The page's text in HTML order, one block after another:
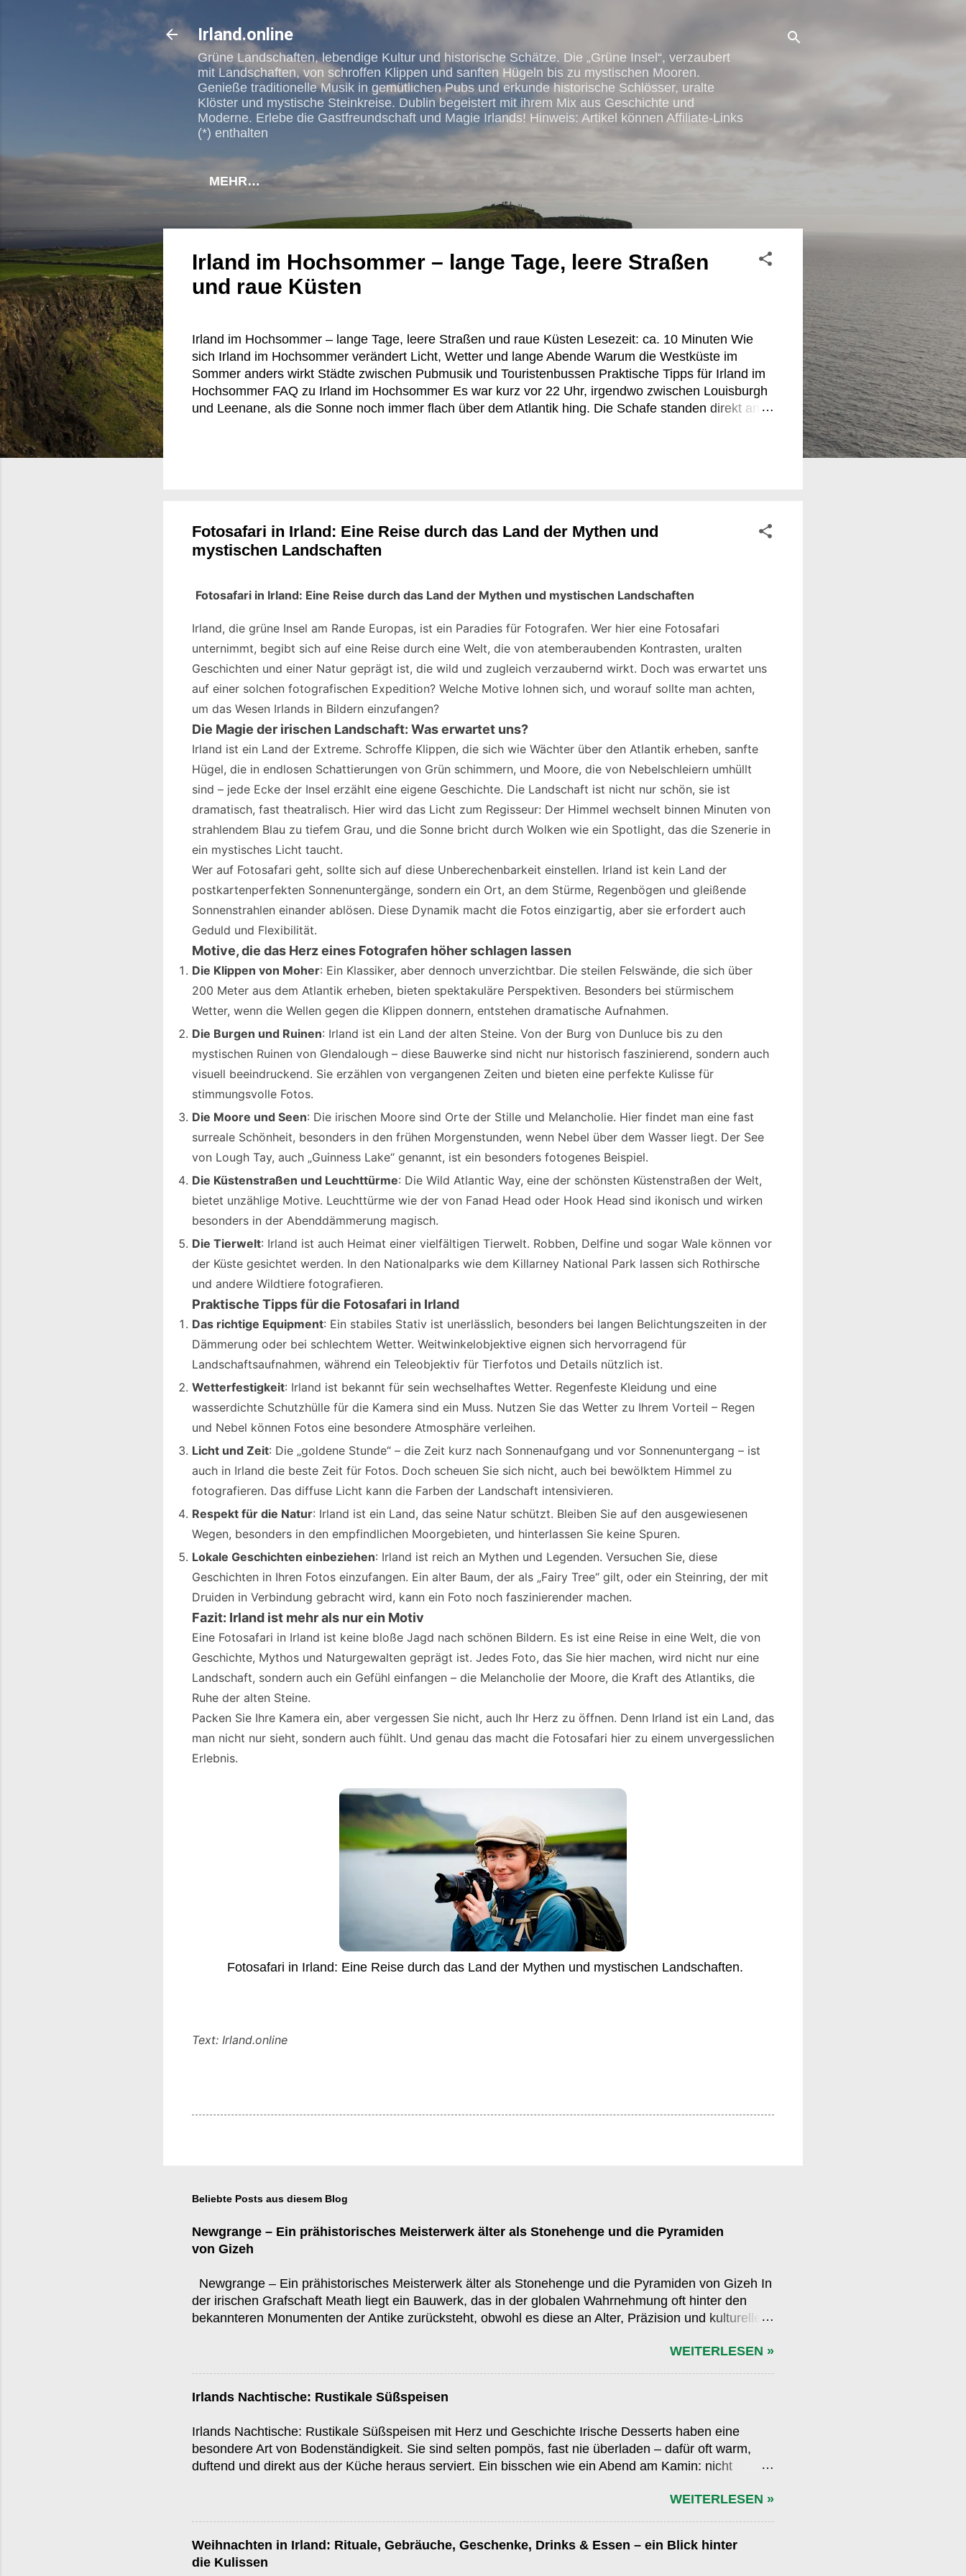
Direkt zum Hauptbereich
Irland.online
Grüne Landschaften, lebendige Kultur und historische Schätze. Die „Grüne Insel“, verzaubert
mit Landschaften, von schroffen Klippen und sanften Hügeln bis zu mystischen Mooren.
Genieße traditionelle Musik in gemütlichen Pubs und erkunde historische Schlösser, uralte
Klöster und mystische Steinkreise. Dublin begeistert mit ihrem Mix aus Geschichte und
Moderne. Erlebe die Gastfreundschaft und Magie Irlands! Hinweis: Artikel können Affiliate-Links
(*) enthalten
MEHR…
Irland im Hochsommer – lange Tage, leere Straßen
und raue Küsten
Irland im Hochsommer – lange Tage, leere Straßen und raue Küsten Lesezeit: ca. 10 Minuten Wie
sich Irland im Hochsommer verändert Licht, Wetter und lange Abende Warum die Westküste im
Sommer anders wirkt Städte zwischen Pubmusik und Touristenbussen Praktische Tipps für Irland im
Hochsommer FAQ zu Irland im Hochsommer Es war kurz vor 22 Uhr, irgendwo zwischen Louisburgh
und Leenane, als die Sonne noch immer flach über dem Atlantik hing. Die Schafe standen direkt an
Fotosafari in Irland: Eine Reise durch das Land der Mythen und
mystischen Landschaften
Fotosafari in Irland: Eine Reise durch das Land der Mythen und mystischen Landschaften
Irland, die grüne Insel am Rande Europas, ist ein Paradies für Fotografen. Wer hier eine Fotosafari
unternimmt, begibt sich auf eine Reise durch eine Welt, die von atemberaubenden Kontrasten, uralten
Geschichten und einer Natur geprägt ist, die wild und zugleich verzaubernd wirkt. Doch was erwartet uns
auf einer solchen fotografischen Expedition? Welche Motive lohnen sich, und worauf sollte man achten,
um das Wesen Irlands in Bildern einzufangen?
Die Magie der irischen Landschaft: Was erwartet uns?
Irland ist ein Land der Extreme. Schroffe Klippen, die sich wie Wächter über den Atlantik erheben, sanfte
Hügel, die in endlosen Schattierungen von Grün schimmern, und Moore, die von Nebelschleiern umhüllt
sind – jede Ecke der Insel erzählt eine eigene Geschichte. Die Landschaft ist nicht nur schön, sie ist
dramatisch, fast theatralisch. Hier wird das Licht zum Regisseur: Der Himmel wechselt binnen Minuten von
strahlendem Blau zu tiefem Grau, und die Sonne bricht durch Wolken wie ein Spotlight, das die Szenerie in
ein mystisches Licht taucht.
Wer auf Fotosafari geht, sollte sich auf diese Unberechenbarkeit einstellen. Irland ist kein Land der
postkartenperfekten Sonnenuntergänge, sondern ein Ort, an dem Stürme, Regenbögen und gleißende
Sonnenstrahlen einander ablösen. Diese Dynamik macht die Fotos einzigartig, aber sie erfordert auch
Geduld und Flexibilität.
Motive, die das Herz eines Fotografen höher schlagen lassen
Die Klippen von Moher: Ein Klassiker, aber dennoch unverzichtbar. Die steilen Felswände, die sich über
200 Meter aus dem Atlantik erheben, bieten spektakuläre Perspektiven. Besonders bei stürmischem
Wetter, wenn die Wellen gegen die Klippen donnern, entstehen dramatische Aufnahmen.
Die Burgen und Ruinen: Irland ist ein Land der alten Steine. Von der Burg von Dunluce bis zu den
mystischen Ruinen von Glendalough – diese Bauwerke sind nicht nur historisch faszinierend, sondern auch
visuell beeindruckend. Sie erzählen von vergangenen Zeiten und bieten eine perfekte Kulisse für
stimmungsvolle Fotos.
Die Moore und Seen: Die irischen Moore sind Orte der Stille und Melancholie. Hier findet man eine fast
surreale Schönheit, besonders in den frühen Morgenstunden, wenn Nebel über dem Wasser liegt. Der See
von Lough Tay, auch „Guinness Lake“ genannt, ist ein besonders fotogenes Beispiel.
Die Küstenstraßen und Leuchttürme: Die Wild Atlantic Way, eine der schönsten Küstenstraßen der Welt,
bietet unzählige Motive. Leuchttürme wie der von Fanad Head oder Hook Head sind ikonisch und wirken
besonders in der Abenddämmerung magisch.
Die Tierwelt: Irland ist auch Heimat einer vielfältigen Tierwelt. Robben, Delfine und sogar Wale können vor
der Küste gesichtet werden. In den Nationalparks wie dem Killarney National Park lassen sich Rothirsche
und andere Wildtiere fotografieren.
Praktische Tipps für die Fotosafari in Irland
Das richtige Equipment: Ein stabiles Stativ ist unerlässlich, besonders bei langen Belichtungszeiten in der
Dämmerung oder bei schlechtem Wetter. Weitwinkelobjektive eignen sich hervorragend für
Landschaftsaufnahmen, während ein Teleobjektiv für Tierfotos und Details nützlich ist.
Wetterfestigkeit: Irland ist bekannt für sein wechselhaftes Wetter. Regenfeste Kleidung und eine
wasserdichte Schutzhülle für die Kamera sind ein Muss. Nutzen Sie das Wetter zu Ihrem Vorteil – Regen
und Nebel können Fotos eine besondere Atmosphäre verleihen.
Licht und Zeit: Die „goldene Stunde“ – die Zeit kurz nach Sonnenaufgang und vor Sonnenuntergang – ist
auch in Irland die beste Zeit für Fotos. Doch scheuen Sie sich nicht, auch bei bewölktem Himmel zu
fotografieren. Das diffuse Licht kann die Farben der Landschaft intensivieren.
Respekt für die Natur: Irland ist ein Land, das seine Natur schützt. Bleiben Sie auf den ausgewiesenen
Wegen, besonders in den empfindlichen Moorgebieten, und hinterlassen Sie keine Spuren.
Lokale Geschichten einbeziehen: Irland ist reich an Mythen und Legenden. Versuchen Sie, diese
Geschichten in Ihren Fotos einzufangen. Ein alter Baum, der als „Fairy Tree“ gilt, oder ein Steinring, der mit
Druiden in Verbindung gebracht wird, kann ein Foto noch faszinierender machen.
Fazit: Irland ist mehr als nur ein Motiv
Eine Fotosafari in Irland ist keine bloße Jagd nach schönen Bildern. Es ist eine Reise in eine Welt, die von
Geschichte, Mythos und Naturgewalten geprägt ist. Jedes Foto, das Sie hier machen, wird nicht nur eine
Landschaft, sondern auch ein Gefühl einfangen – die Melancholie der Moore, die Kraft des Atlantiks, die
Ruhe der alten Steine.
Packen Sie Ihre Kamera ein, aber vergessen Sie nicht, auch Ihr Herz zu öffnen. Denn Irland ist ein Land, das
man nicht nur sieht, sondern auch fühlt. Und genau das macht die Fotosafari hier zu einem unvergesslichen
Erlebnis.
Fotosafari in Irland: Eine Reise durch das Land der Mythen und mystischen Landschaften.
Text: Irland.online
Beliebte Posts aus diesem Blog
Newgrange – Ein prähistorisches Meisterwerk älter als Stonehenge und die Pyramiden
von Gizeh
Newgrange – Ein prähistorisches Meisterwerk älter als Stonehenge und die Pyramiden von Gizeh In
der irischen Grafschaft Meath liegt ein Bauwerk, das in der globalen Wahrnehmung oft hinter den
bekannteren Monumenten der Antike zurücksteht, obwohl es diese an Alter, Präzision und kulturellem
Plateau als auch das britische Stonehenge an Alter – und das mit einer Komplexität, die selbst
moderne Archäologen ins Staunen versetzt. Was ist Newgrange? Newgrange ist ein etwa 85 Meter
einem UNESCO-Weltkulturerbe, das auch die benachbarten Anlagen Knowth und Dowth umfasst.
Meisterwerk aus großen, sorgfältig positionierten Steinen, kunstvollen Gravuren und einer
ausgeklügelten Architektur. Der Grabh...
WEITERLESEN »
Irlands Nachtische: Rustikale Süßspeisen
Irlands Nachtische: Rustikale Süßspeisen mit Herz und Geschichte Irische Desserts haben eine
besondere Art von Bodenständigkeit. Sie sind selten pompös, fast nie überladen – dafür oft warm,
duftend und direkt aus der Küche heraus serviert. Ein bisschen wie ein Abend am Kamin: nicht
Kaffeepausen. Und ja, manchmal schmecken sie so, als wären sie gerade erst aus Großmutters
Kochbuch gefallen. Apple Cake – der Klassiker, der eigentlich überall dazugehört Fangen wir mit dem
hier. Ein einfacher Rührteig, viel Apfel, etwas Zimt – mehr braucht es kaum. Oft wird der Kuchen noch
warm serviert, begleitet von Custard , dieser sanft vanilligen Creme, oder einem Löffel geschlagener
WEITERLESEN »
Weihnachten in Irland: Rituale, Gebräuche, Geschenke, Drinks & Essen – ein Blick hinter
die Kulissen